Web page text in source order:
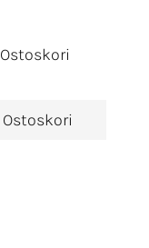
Ostoskori
Ostoskori